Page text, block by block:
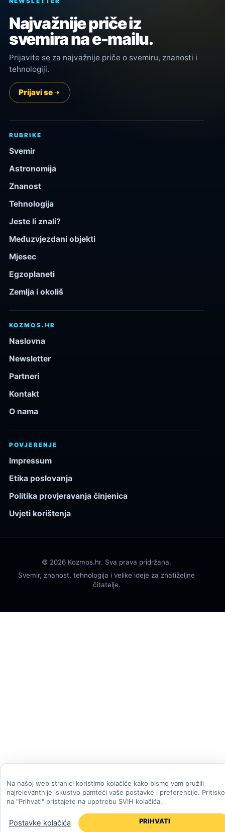
Najvažnije priče iz
svemira na e-mailu.
Prijavite se za najvažnije priče o svemiru, znanosti i
tehnologiji.
Prijavi se
RUBRIKE
Svemir
Astronomija
Znanost
Tehnologija
Jeste li znali?
Međuzvjezdani objekti
Mjesec
Egzoplaneti
Zemlja i okoliš
KOZMOS.HR
Naslovna
Newsletter
Partneri
Kontakt
O nama
POVJERENJE
Impressum
Etika poslovanja
Politika provjeravanja činjenica
Uvjeti korištenja
© 2026 Kozmos.hr. Sva prava pridržana.
Svemir, znanost, tehnologija i velike ideje za znatiželjne
čitatelje.
Na našoj web stranici koristimo kolačiće kako bismo vam pružili
najrelevantnije iskustvo pamteći vaše postavke i preferencije.
na "Prihvati" pristajete na upotrebu SVIH kolačića.
Postavke kolačića PRIHVATI